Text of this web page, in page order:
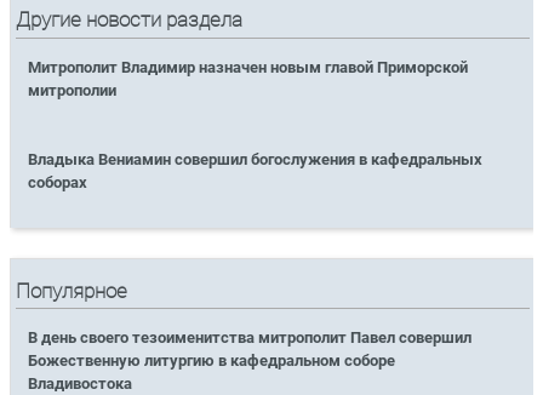
Другие новости раздела
Митрополит Владимир назначен новым главой Приморской
митрополии
Владыка Вениамин совершил богослужения в кафедральных
соборах
Популярное
В день своего тезоименитства митрополит Павел совершил
Божественную литургию в кафедральном соборе
Владивостока